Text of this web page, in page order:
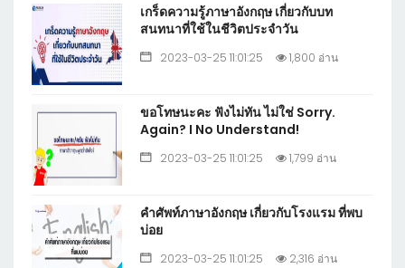
เกร็ดความรู้ภาษาอังกฤษ เกี่ยวกับบท
สนทนาที่ใช้ในชีวิตประจำวัน
2023-03-25 11:01:25 1,800 อ่าน
ขอโทษนะคะ ฟังไม่ทัน ไม่ใช่ Sorry.
Again? I No Understand!
2023-03-25 11:01:25 1,799 อ่าน
คำศัพท์ภาษาอังกฤษ เกี่ยวกับโรงแรม ที่พบ
บ่อย
2023-03-25 11:01:25 2,316 อ่าน